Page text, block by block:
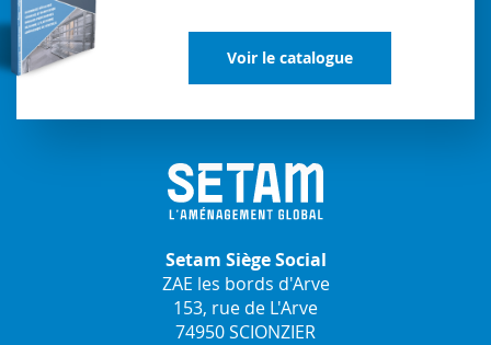
Voir le catalogue
Setam Siège Social
ZAE les bords d'Arve
153, rue de L'Arve
74950 SCIONZIER